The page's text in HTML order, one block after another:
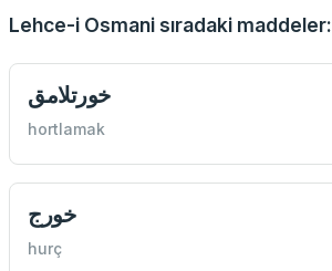
Lehce-i Osmani sıradaki maddeler:
خورتلامق
hortlamak
خورج
hurç